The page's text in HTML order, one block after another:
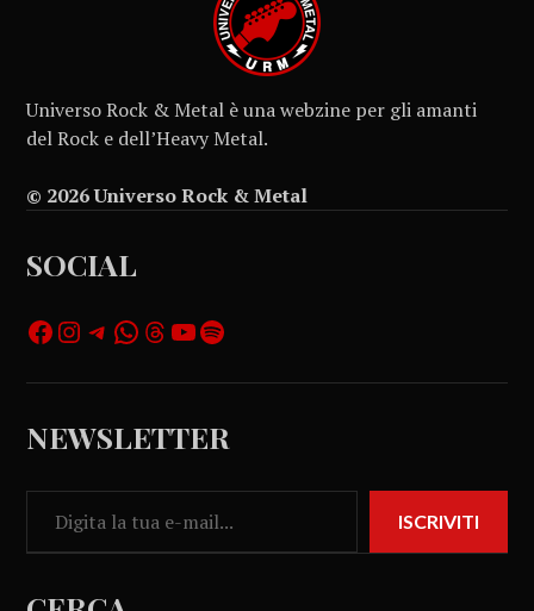
Universo Rock & Metal è una webzine per gli amanti
del Rock e dell’Heavy Metal.
© 2026 Universo Rock & Metal
SOCIAL
NEWSLETTER
ISCRIVITI